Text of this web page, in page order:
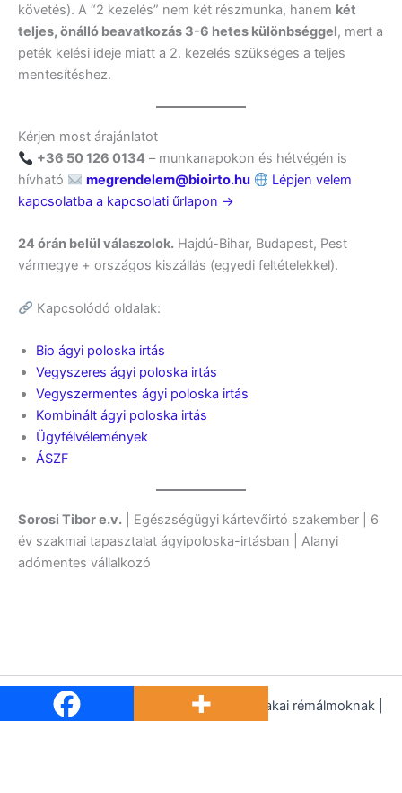
követés). A “2 kezelés” nem két részmunka, hanem két
teljes, önálló beavatkozás 3-6 hetes különbséggel, mert a
peték kelési ideje miatt a 2. kezelés szükséges a teljes
mentesítéshez.
Kérjen most árajánlatot
+36 50 126 0134– munkanapokon és hétvégén is
hívható
megrendelem@bioirto.hu
Lépjen velem
kapcsolatba a kapcsolati űrlapon →
24 órán belül válaszolok. Hajdú-Bihar, Budapest, Pest
vármegye + országos kiszállás (egyedi feltételekkel).
Kapcsolódó oldalak:
Bio ágyi poloska irtás
Vegyszeres ágyi poloska irtás
Vegyszermentes ágyi poloska irtás
Kombinált ágyi poloska irtás
Ügyfélvélemények
ÁSZF
Sorosi Tibor e.v. | Egészségügyi kártevőirtó szakember | 6
év szakmai tapasztalat ágyipoloska-irtásban | Alanyi
adómentes vállalkozó
Szerzői jog © 2026 Legyen vége az éjszakai rémálmoknak |